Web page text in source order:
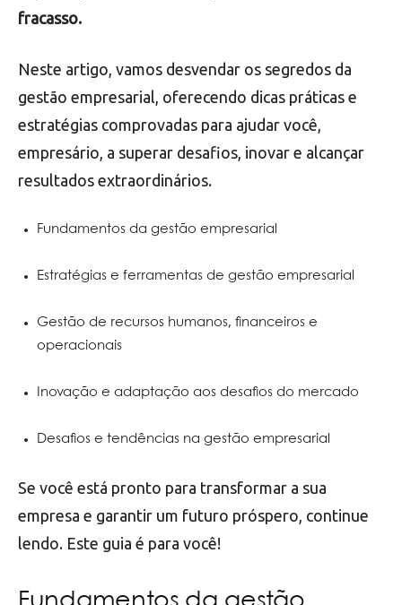
fracasso.
Neste artigo, vamos desvendar os segredos da
gestão empresarial, oferecendo dicas práticas e
estratégias comprovadas para ajudar você,
empresário, a superar desafios, inovar e alcançar
resultados extraordinários.
Fundamentos da gestão empresarial
Estratégias e ferramentas de gestão empresarial
Gestão de recursos humanos, financeiros e
operacionais
Inovação e adaptação aos desafios do mercado
Desafios e tendências na gestão empresarial
Se você está pronto para transformar a sua
empresa e garantir um futuro próspero, continue
lendo. Este guia é para você!